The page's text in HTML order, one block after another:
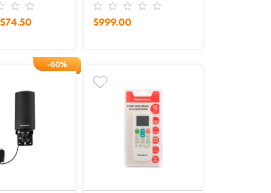
$74.50 $999.00
-60%